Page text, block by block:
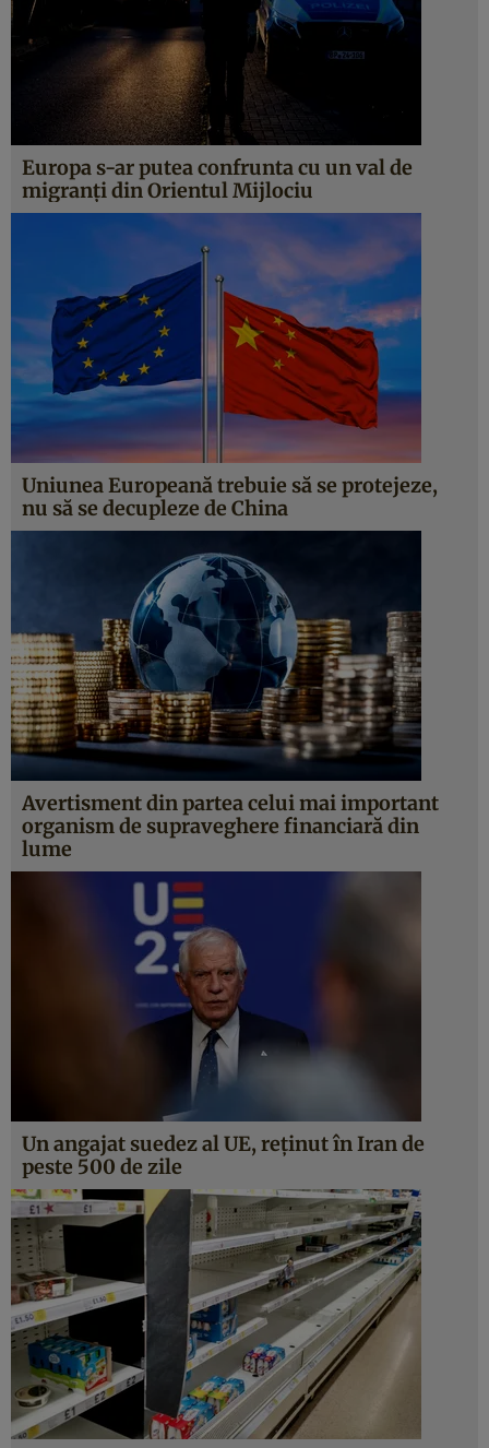
Europa s-ar putea confrunta cu un val de
migranți din Orientul Mijlociu
Uniunea Europeană trebuie să se protejeze,
nu să se decupleze de China
Avertisment din partea celui mai important
organism de supraveghere financiară din
lume
Un angajat suedez al UE, reținut în Iran de
peste 500 de zile